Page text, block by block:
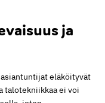
ja
asiantuntijat eläköityvät
talotekniikkaa ei voi